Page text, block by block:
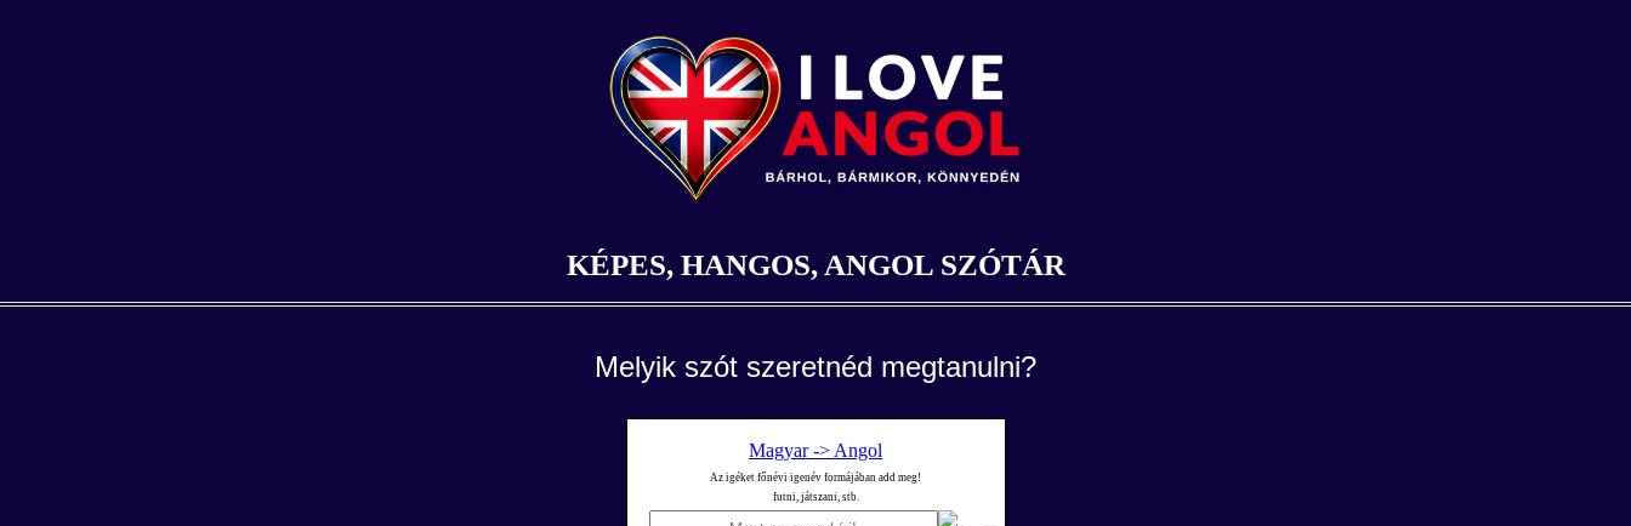
KÉPES, HANGOS, ANGOL SZÓTÁR
Melyik szót szeretnéd megtanulni?
Magyar -> Angol
Az igéket főnévi igenév formájában add meg!
futni, játszani, stb.